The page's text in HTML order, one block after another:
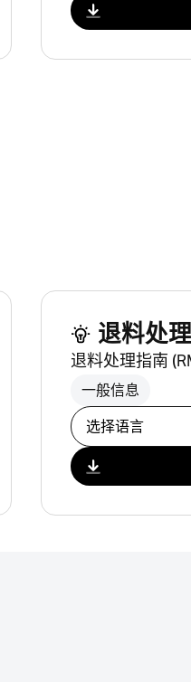
退料处
退料处理指南
一般信息
选择下载